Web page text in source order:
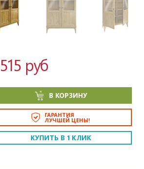
руб
В КОРЗИНУ
ГАРАНТИЯ
ЛУЧШЕЙ ЦЕНЫ!
КУПИТЬ В 1 КЛИК